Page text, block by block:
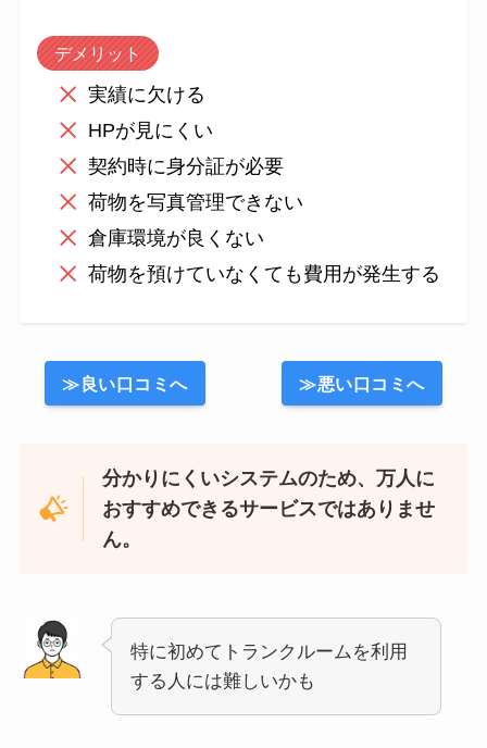
デメリット
実績に欠ける
HPが見にくい
契約時に身分証が必要
荷物を写真管理できない
倉庫環境が良くない
荷物を預けていなくても費用が発生する
≫良い口コミへ ≫悪い口コミへ
分かりにくいシステムのため、万人に
おすすめできるサービスではありませ
ん。
特に初めてトランクルームを利用
する人には難しいかも